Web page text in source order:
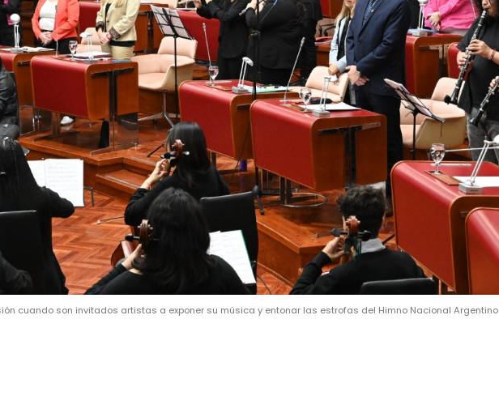
cuando son invitados artistas a exponer su música y entonar las estrofas del Himno Nacional Argentino